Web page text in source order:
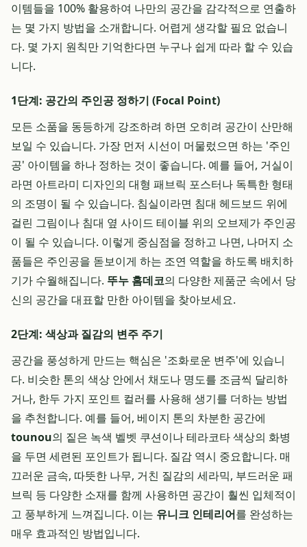
이템들을 100% 활용하여 나만의 공간을 감각적으로 연출하
는 몇 가지 방법을 소개합니다. 어렵게 생각할 필요 없습니
다. 몇 가지 원칙만 기억한다면 누구나 쉽게 따라 할 수 있습
니다.
1단계: 공간의 주인공 정하기 (Focal Point)
모든 소품을 동등하게 강조하려 하면 오히려 공간이 산만해
보일 수 있습니다. 가장 먼저 시선이 머물렀으면 하는 '주인
공' 아이템을 하나 정하는 것이 좋습니다. 예를 들어, 거실이
라면 아트라미 디자인의 대형 패브릭 포스터나 독특한 형태
의 조명이 될 수 있습니다. 침실이라면 침대 헤드보드 위에
걸린 그림이나 침대 옆 사이드 테이블 위의 오브제가 주인공
이 될 수 있습니다. 이렇게 중심점을 정하고 나면, 나머지 소
품들은 주인공을 돋보이게 하는 조연 역할을 하도록 배치하
기가 수월해집니다. 뚜누 홈데코의 다양한 제품군 속에서 당
신의 공간을 대표할 만한 아이템을 찾아보세요.
2단계: 색상과 질감의 변주 주기
공간을 풍성하게 만드는 핵심은 '조화로운 변주'에 있습니
다. 비슷한 톤의 색상 안에서 채도나 명도를 조금씩 달리하
거나, 한두 가지 포인트 컬러를 사용해 생기를 더하는 방법
을 추천합니다. 예를 들어, 베이지 톤의 차분한 공간에
tounou의 짙은 녹색 벨벳 쿠션이나 테라코타 색상의 화병
을 두면 세련된 포인트가 됩니다. 질감 역시 중요합니다. 매
끄러운 금속, 따뜻한 나무, 거친 질감의 세라믹, 부드러운 패
브릭 등 다양한 소재를 함께 사용하면 공간이 훨씬 입체적이
고 풍부하게 느껴집니다. 이는 유니크 인테리어를 완성하는
매우 효과적인 방법입니다.